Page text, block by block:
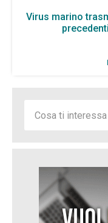
Virus marino